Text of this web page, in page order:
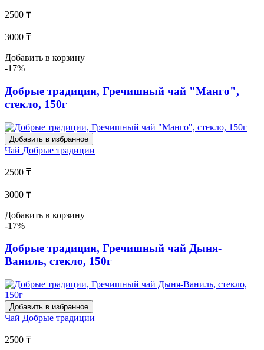
2500 ₸
3000 ₸
Добавить в корзину
-17%
Добрые традиции, Гречишный чай "Манго",
стекло, 150г
Добавить в избранное
Чай Добрые традиции
2500 ₸
3000 ₸
Добавить в корзину
-17%
Добрые традиции, Гречишный чай Дыня-
Ваниль, стекло, 150г
Добавить в избранное
Чай Добрые традиции
2500 ₸